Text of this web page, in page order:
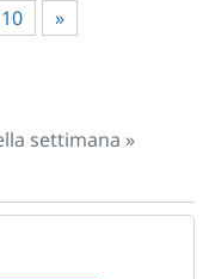
10 »
settimana »